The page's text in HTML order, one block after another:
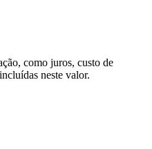
como juros, custo de
neste valor.